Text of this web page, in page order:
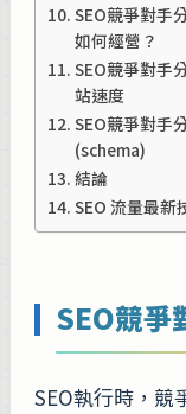
SEO競爭對手
如何經營？
SEO競爭對手
站速度
SEO競爭對手
(schema)
結論
SEO 流量最新
SEO競爭
SEO執行時，競